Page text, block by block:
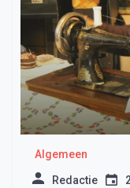
Algemeen
Redactie